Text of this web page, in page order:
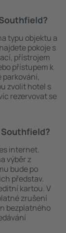
typu objektu a
pokoje s
přístrojem
přístupem k
zvolit hotel s
rezervovat se
internet.
výběr z
bude po
představ.
kartou. V
zrušení
bezplatného